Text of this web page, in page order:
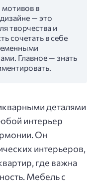
в
— это
творчества и
сочетать в себе
Главное — знать
деталями
интерьер
Он
интерьеров,
где важна
Мебель с